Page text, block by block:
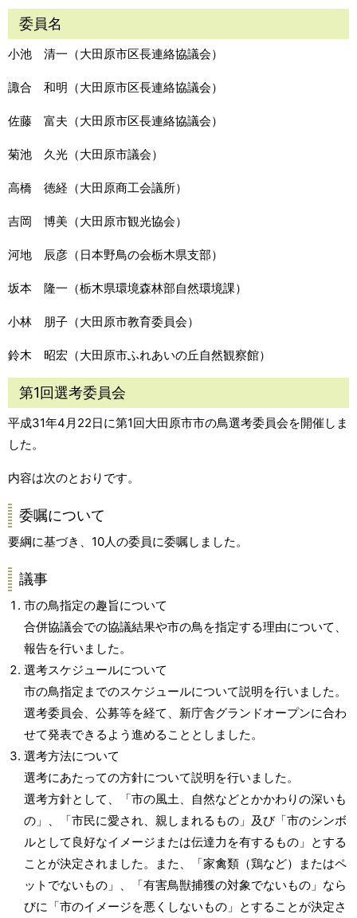
委員名
小池 清一（大田原市区長連絡協議会）
諏合 和明（大田原市区長連絡協議会）
佐藤 富夫（大田原市区長連絡協議会）
菊池 久光（大田原市議会）
高橋 徳経（大田原商工会議所）
吉岡 博美（大田原市観光協会）
河地 辰彦（日本野鳥の会栃木県支部）
坂本 隆一（栃木県環境森林部自然環境課）
小林 朋子（大田原市教育委員会）
鈴木 昭宏（大田原市ふれあいの丘自然観察館）
第1回選考委員会
平成31年4月22日に第1回大田原市市の鳥選考委員会を開催しま
した。
内容は次のとおりです。
委嘱について
要綱に基づき、10人の委員に委嘱しました。
議事
市の鳥指定の趣旨について
合併協議会での協議結果や市の鳥を指定する理由について、
報告を行いました。
選考スケジュールについて
市の鳥指定までのスケジュールについて説明を行いました。
選考委員会、公募等を経て、新庁舎グランドオープンに合わ
せて発表できるよう進めることとしました。
選考方法について
選考にあたっての方針について説明を行いました。
選考方針として、「市の風土、自然などとかかわりの深いも
の」、「市民に愛され、親しまれるもの」及び「市のシンボ
ルとして良好なイメージまたは伝達力を有するもの」とする
ことが決定されました。また、「家禽類（鶏など）またはペ
ットでないもの」、「有害鳥獣捕獲の対象でないもの」なら
びに「市のイメージを悪くしないもの」とすることが決定さ